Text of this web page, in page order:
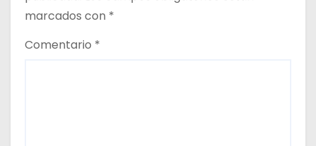
marcados con *
Comentario *